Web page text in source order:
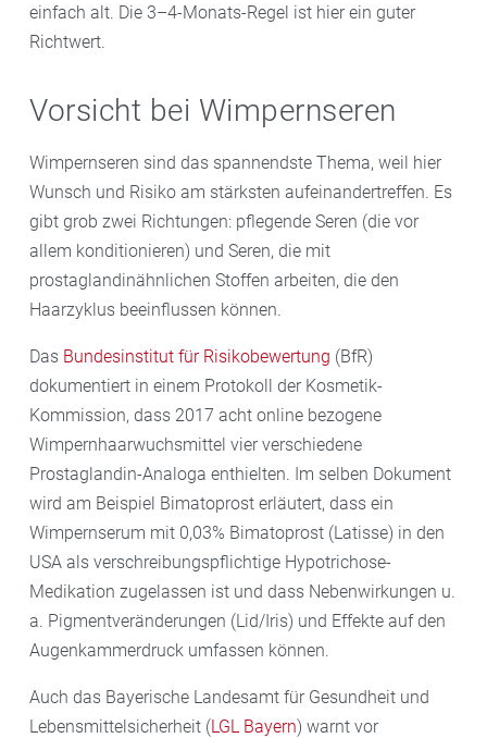
einfach alt. Die 3–4-Monats-Regel ist hier ein guter
Richtwert.
Vorsicht bei Wimpernseren
Wimpernseren sind das spannendste Thema, weil hier
Wunsch und Risiko am stärksten aufeinandertreffen. Es
gibt grob zwei Richtungen: pflegende Seren (die vor
allem konditionieren) und Seren, die mit
prostaglandinähnlichen Stoffen arbeiten, die den
Haarzyklus beeinflussen können.
Das Bundesinstitut für Risikobewertung (BfR)
dokumentiert in einem Protokoll der Kosmetik-
Kommission, dass 2017 acht online bezogene
Wimpernhaarwuchsmittel vier verschiedene
Prostaglandin-Analoga enthielten. Im selben Dokument
wird am Beispiel Bimatoprost erläutert, dass ein
Wimpernserum mit 0,03% Bimatoprost (Latisse) in den
USA als verschreibungspflichtige Hypotrichose-
Medikation zugelassen ist und dass Nebenwirkungen u.
a. Pigmentveränderungen (Lid/Iris) und Effekte auf den
Augenkammerdruck umfassen können.
Auch das Bayerische Landesamt für Gesundheit und
Lebensmittelsicherheit (LGL Bayern) warnt vor